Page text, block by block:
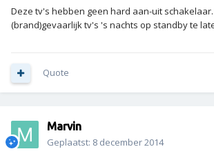
Deze tv's hebben geen hard aan-uit
(brand)gevaarlijk tv's 's nachts op standby te
Quote
Marvin
Geplaatst: 8 december 2014